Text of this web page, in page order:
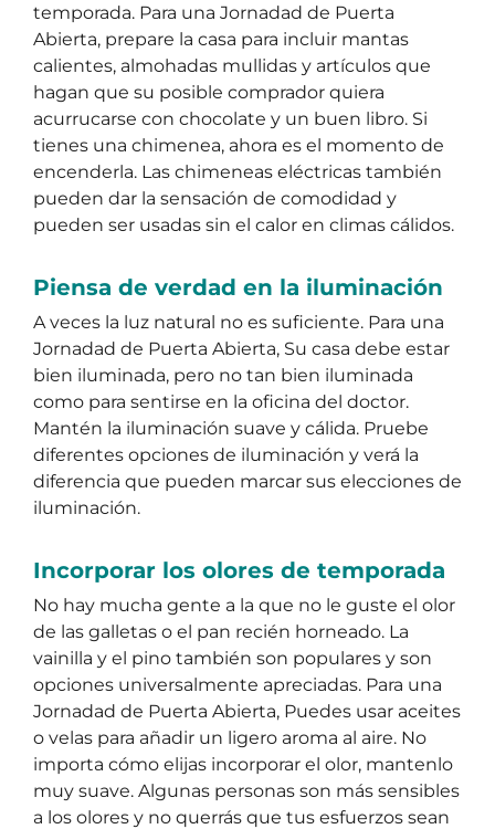
temporada. Para una Jornadad de Puerta
Abierta, prepare la casa para incluir mantas
calientes, almohadas mullidas y artículos que
hagan que su posible comprador quiera
acurrucarse con chocolate y un buen libro. Si
tienes una chimenea, ahora es el momento de
encenderla. Las chimeneas eléctricas también
pueden dar la sensación de comodidad y
pueden ser usadas sin el calor en climas cálidos.
Piensa de verdad en la iluminación
A veces la luz natural no es suficiente. Para una
Jornadad de Puerta Abierta, Su casa debe estar
bien iluminada, pero no tan bien iluminada
como para sentirse en la oficina del doctor.
Mantén la iluminación suave y cálida. Pruebe
diferentes opciones de iluminación y verá la
diferencia que pueden marcar sus elecciones de
iluminación.
Incorporar los olores de temporada
No hay mucha gente a la que no le guste el olor
de las galletas o el pan recién horneado. La
vainilla y el pino también son populares y son
opciones universalmente apreciadas. Para una
Jornadad de Puerta Abierta, Puedes usar aceites
o velas para añadir un ligero aroma al aire. No
importa cómo elijas incorporar el olor, mantenlo
muy suave. Algunas personas son más sensibles
a los olores y no querrás que tus esfuerzos sean